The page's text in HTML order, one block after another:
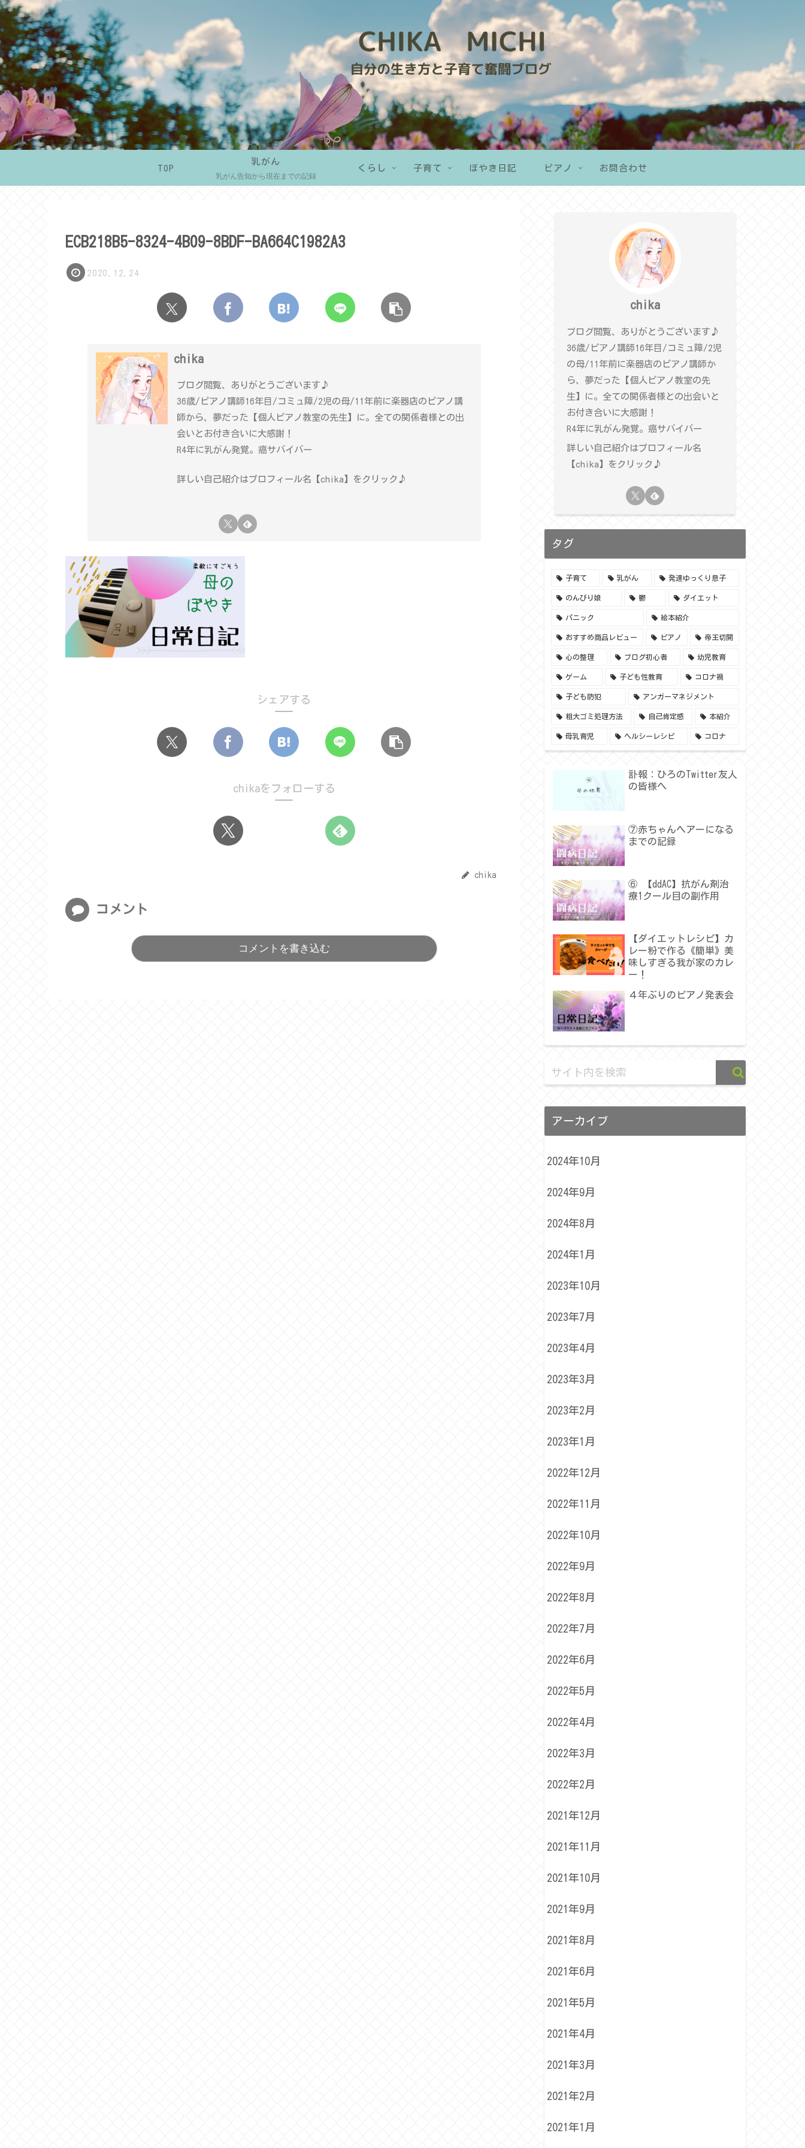
TOP
乳がん
乳がん告知から現在までの記録
くらし 子育て ぼやき日記 ピアノ お問合わせ
ECB218B5-8324-4B09-8BDF-BA664C1982A3
2020.12.24
chika
ブログ閲覧、ありがとうございます♪
36歳/ピアノ講師16年目/コミュ障/2児の母/11年前に楽器店のピアノ講
師から、夢だった【個人ピアノ教室の先生】に。全ての関係者様との出
会いとお付き合いに大感謝！
R4年に乳がん発覚。癌サバイバー
詳しい自己紹介はプロフィール名【chika】をクリック♪
シェアする
chikaをフォローする
chika
コメント
コメントを書き込む
chika
ブログ閲覧、ありがとうございます♪
36歳/ピアノ講師16年目/コミュ障/2児
の母/11年前に楽器店のピアノ講師か
ら、夢だった【個人ピアノ教室の先
生】に。全ての関係者様との出会いと
お付き合いに大感謝！
R4年に乳がん発覚。癌サバイバー
詳しい自己紹介はプロフィール名
【chika】をクリック♪
タグ
子育て 乳がん 発達ゆっくり息子
のんびり娘 鬱 ダイエット
パニック 絵本紹介
おすすめ商品レビュー ピアノ 帝王切開
心の整理 ブログ初心者 幼児教育
ゲーム 子ども性教育 コロナ禍
子ども防犯 アンガーマネジメント
粗大ゴミ処理方法 自己肯定感 本紹介
母乳育児 ヘルシーレシピ コロナ
訃報：ひろのTwitter友人
の皆様へ
⑦赤ちゃんヘアーになる
までの記録
⑥ 【ddAC】抗がん剤治
療1クール目の副作用
【ダイエットレシピ】カ
レー粉で作る《簡単》美
味しすぎる我が家のカレ
ー！
４年ぶりのピアノ発表会
アーカイブ
2024年10月
2024年9月
2024年8月
2024年1月
2023年10月
2023年7月
2023年4月
2023年3月
2023年2月
2023年1月
2022年12月
2022年11月
2022年10月
2022年9月
2022年8月
2022年7月
2022年6月
2022年5月
2022年4月
2022年3月
2022年2月
2021年12月
2021年11月
2021年10月
2021年9月
2021年8月
2021年6月
2021年5月
2021年4月
2021年3月
2021年2月
2021年1月